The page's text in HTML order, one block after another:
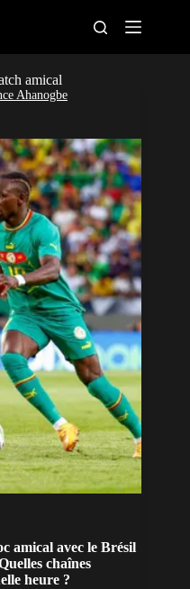
sportifs
amical
Ahanogbe
amical avec le Brésil
chaînes
heure ?